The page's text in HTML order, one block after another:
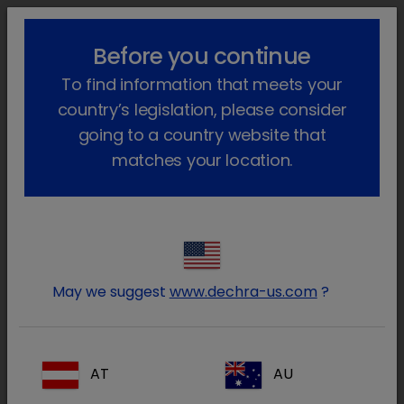
lock_outline search menu
Notícias
Dechra Endocrinology App - Felimazole
A Dechra lança a secção
Felimazole na aplicação Dechra
Endocrinology
A Dechra tem estado empenhada na
formação e apoio veterinários em
para ser a fonte de acesso fácil a
Before you continue
To find information that meets your
country’s legislation, please consider
going to a country website that
matches your location.
May we suggest www.dechra-us.com ?
AT AU